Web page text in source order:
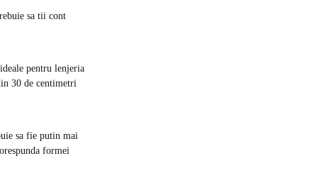
sa tii cont
pentru lenjeria
30 de centimetri
sa fie putin mai
formei